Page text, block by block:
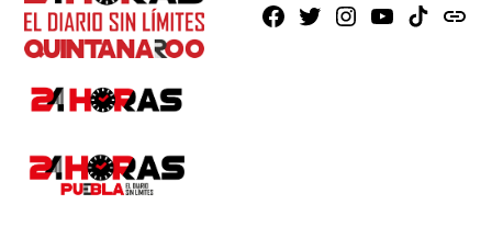
Facebook
X Instagram
YoutubeTikTokissuu